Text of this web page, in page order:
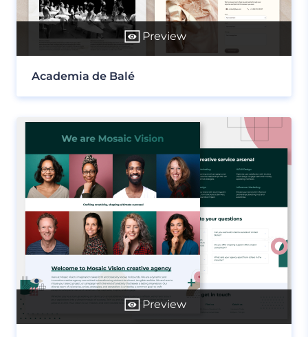
Preview
Academia de Balé
Preview